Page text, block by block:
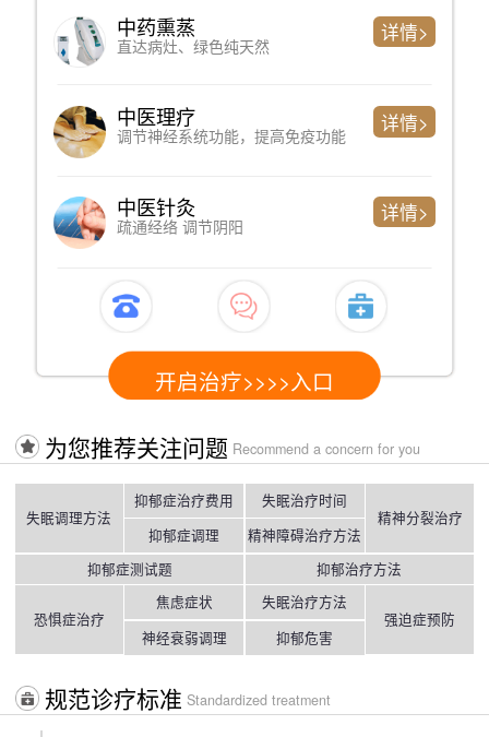
心理测评
判断精神问题严重程度、简单便捷
详情>
专家诊断
了解过往病史、制定科学检测方案
详情>
心电图检测
心脏健康情况，以排查躯体性因素
详情>
开启治疗>>>>入口
为您推荐关注问题 Recommend a concern for you
失眠调理方法
抑郁症治疗费用
抑郁症调理
失眠治疗时间
精神障碍治疗方法
精神分裂治疗
抑郁症测试题 抑郁治疗方法
恐惧症治疗
焦虑症状
神经衰弱调理
失眠治疗方法
抑郁危害
强迫症预防
规范诊疗标准 Standardized treatment